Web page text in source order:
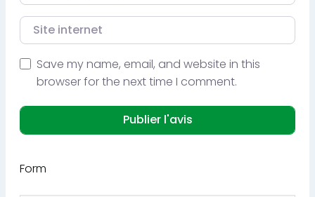
Site internet
Save my name, email, and website in this
browser for the next time I comment.
Form